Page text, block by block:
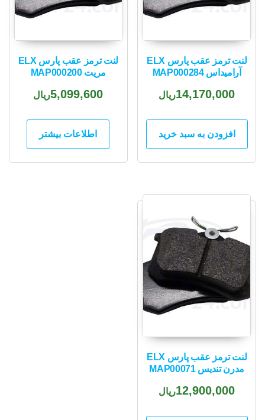
لنت ترمز عقب پارس ELX
آرامیداس MAP000284
14,170,000ریال
افزودن به سبد خرید
لنت ترمز عقب پارس ELX
مریت MAP000200
5,099,600ریال
اطلاعات بیشتر
لنت ترمز عقب پارس ELX
مدرن تندیس MAP00071
12,900,000ریال